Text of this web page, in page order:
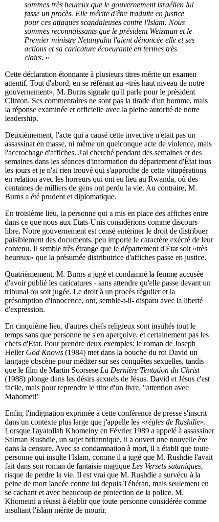
sommes très heureux que le gouvernement israélien lui
fasse un procès. Elle mérite d'être traduite en justice
pour ces attaques scandaleuses contre l'Islam. Nous
sommes reconnaissants que le président Weizman et le
Premier ministre Netanyahu l'aient dénoncée elle et ses
actions et sa caricature écoeurante en termes très
clairs. »
Cette déclaration étonnante à plusieurs titres mérite un examen
attentif. Tout d'abord, en se référant au «très haut niveau de notre
gouvernement», M. Burns signale qu'il parle pour le président
Clinton. Ses commentaires ne sont pas la tirade d'un homme, mais
la réponse examinée et officielle avec la pleine autorité de notre
leadership.
Deuxièmement, l'acte qui a causé cette invective n'était pas un
assassinat en masse, ni même un quelconque acte de violence, mais
l'accrochage d'affiches. J'ai cherché pendant des semaines et des
semaines dans les séances d'information du département d'État tous
les jours et je n'ai rien trouvé qui s'approche de cette vitupérations
en relation avec les horreurs qui ont eu lieu au Rwanda, où des
centaines de milliers de gens ont perdu la vie. Au contraire, M.
Burns a été prudent et diplomatique.
En troisième lieu, la personne qui a mis en place des affiches entre
dans ce que nous aux Etats-Unis considèrions comme discours
libre. Notre gouvernement est censé entériner le droit de distribuer
paisiblement des documents, peu importe le caractère exécré de leur
contenu. Il semble très étrange que le département d'État soit «très
heureux» que la présumée distributrice d'affiches passe en justice.
Quatrièmement, M. Burns a jugé et condamné la femme accusée
d'avoir publié les caricatures - sans attendre qu'elle passe devant un
tribunal ou soit jugée. Le droit à un procès régulier et la
présomption d'innocence, ont, semble-t-il- disparu avec la liberté
d'expression.
En cinquième lieu, d'autres chefs religieux sont insultés tout le
temps sans que personne ne s'en aperçoive, et certainement pas les
chefs d'Etat. Pour prendre deux exemples: le roman de Joseph
Heller God Knows (1984) met dans la bouche du roi David un
langage obscène pour méditer sur ses conquêtes sexuelles, tandis
que le film de Martin Scorsese La Dernière Tentation du Christ
(1988) plonge dans les désirs sexuels de Jésus. David et Jésus c'est
facile, mais pour reprendre le titre d'un livre, "attention avec
Mahomet!"
Enfin, l'indignation exprimée à cette conférence de presse s'inscrit
dans un contexte plus large que j'appelle les «règles de Rushdie».
Lorsque l'ayatollah Khomeiny en Février 1989 a appelé à assassiner
Salman Rushdie, un sujet britannique, il a ouvert une nouvelle ère
dans la censure. Avec sa condamnation à mort, il a établi que toute
personne qui insulte l'Islam, comme il a jugé que M. Rushdie l'avait
fait dans son roman de fantaisie magique Les Versets sataniques,
risque de perdre la vie. Il est vrai que M. Rushdie a survécu à la
peine de mort lancée contre lui depuis Téhéran, mais seulement en
se cachant et avec beaucoup de protection de la police. M.
Khomeini a réussi à établir que toute personne considérée comme
insultant l'islam mérite de mourir.